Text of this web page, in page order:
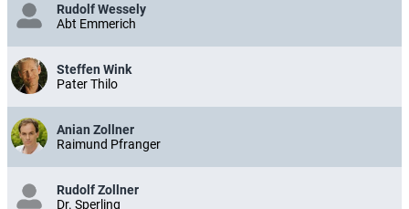
Rudolf Wessely
Abt Emmerich
Steffen Wink
Pater Thilo
Anian Zollner
Raimund Pfranger
Rudolf Zollner
Dr. Sperling